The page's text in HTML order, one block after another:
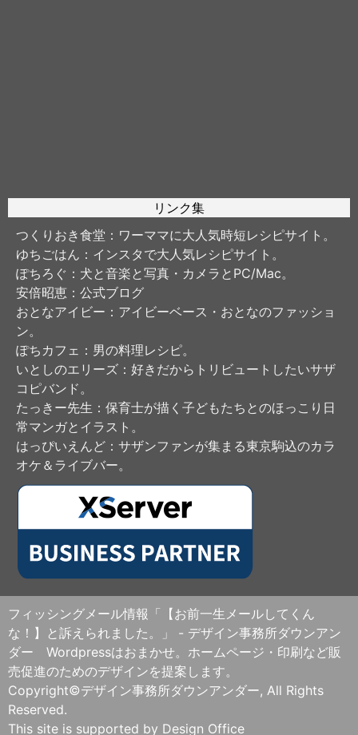
リンク集
つくりおき食堂 ：ワーママに大人気時短レシピサイト。
ゆちごはん ：インスタで大人気レシピサイト。
ぽちろぐ ：犬と音楽と写真・カメラとPC/Mac。
安倍昭恵 ：公式ブログ
おとなアイビー ：アイビーベース・おとなのファッショ
ン。
ぽちカフェ ：男の料理レシピ。
いとしのエリーズ ：好きだからトリビュートしたいサザ
コピバンド。
たっきー先生 ：保育士が描く子どもたちとのほっこり日
常マンガとイラスト。
はっぴいえんど ：サザンファンが集まる東京駒込のカラ
オケ＆ライブバー。
フィッシングメール情報「【お前一生メールしてくん
な！】と訴えられました。」 - デザイン事務所ダウンアン
ダー Wordpressはおまかせ。ホームページ・印刷など販
売促進のためのデザインを提案します。
Copyright©デザイン事務所ダウンアンダー, All Rights
Reserved.
This site is supported by Design Office